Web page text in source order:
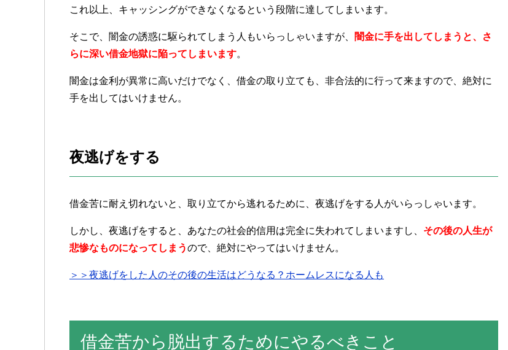
これ以上、キャッシングができなくなるという段階に達してしまいます。
そこで、闇金の誘惑に駆られてしまう人もいらっしゃいますが、
闇金に手を出してしまうと、さ
らに深い借金地獄に陥ってしまいます。
闇金は金利が異常に高いだけでなく、借金の取り立ても、非合法的に行って来ますので、絶対に
手を出してはいけません。
夜逃げをする
借金苦に耐え切れないと、取り立てから逃れるために、夜逃げをする人がいらっしゃいます。
しかし、夜逃げをすると、あなたの社会的信用は完全に失われてしまいますし、 その後の人生が
悲惨なものになってしまうので、絶対にやってはいけません。
＞＞夜逃げをした人のその後の生活はどうなる？ホームレスになる人も
借金苦から脱出するためにやるべきこと